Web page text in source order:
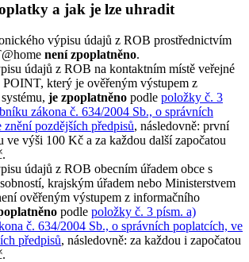
a jak je lze uhradit
výpisu údajů z ROB prostřednictvím
není zpoplatněno.
údajů z ROB na kontaktním místě veřejné
POINT, který je ověřeným výstupem z
je zpoplatněno podle položky č. 3
zákona č. 634/2004 Sb., o správních
znění pozdějších předpisů, následovně: první
ve výši 100 Kč a za každou další započatou
údajů z ROB obecním úřadem obce s
krajským úřadem nebo Ministerstvem
ověřeným výstupem z informačního
podle položky č. 3 písm. a)
č. 634/2004 Sb., o správních poplatcích, ve
předpisů, následovně: za každou i započatou